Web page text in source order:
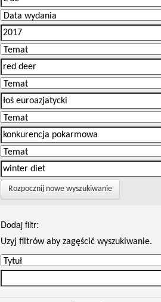
Rozpocznij nowe wyszukiwanie
Dodaj filtr:
Uzyj filtrów aby zagęścić wyszukiwanie.